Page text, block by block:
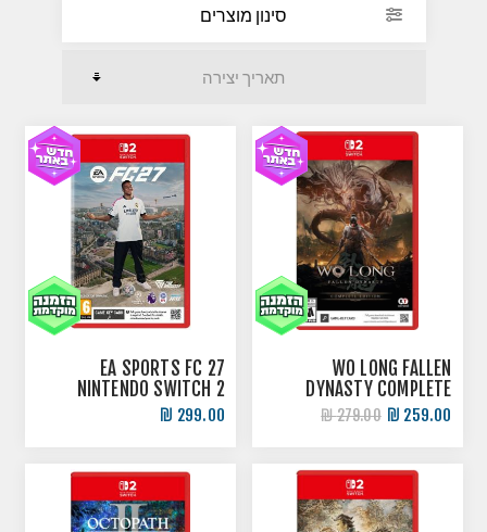
סינון מוצרים
WO LONG FALLEN
DYNASTY COMPLETE
EDITION NINTENDO
259.00 ₪
279.00 ₪
EA SPORTS FC 27
NINTENDO SWITCH 2
299.00 ₪